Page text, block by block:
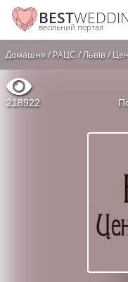
BEST
весільний портал
Домашня РАЦС Львів
218922